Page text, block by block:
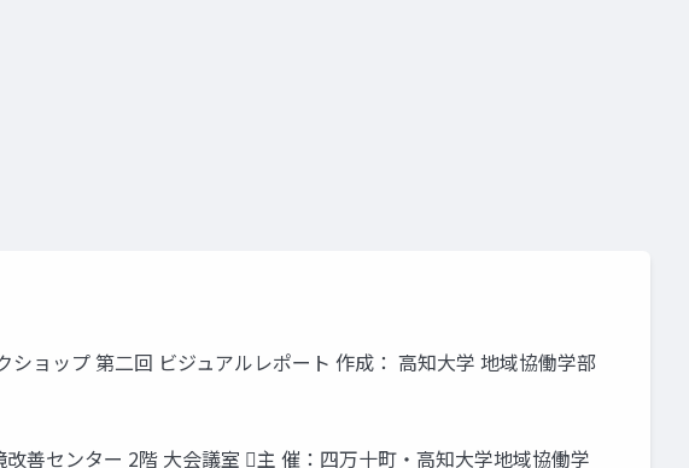
ョップ 第二回 ビジュアルレポート 作成： 高知大学 地域協働学部
善センター 2階 大会議室 主 催：四万十町・高知大学地域協働学